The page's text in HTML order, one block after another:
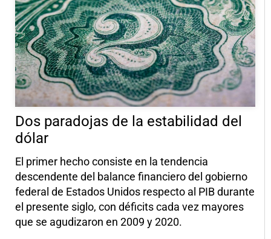
Dos paradojas de la estabilidad del
dólar
El primer hecho consiste en la tendencia
descendente del balance financiero del gobierno
federal de Estados Unidos respecto al PIB durante
el presente siglo, con déficits cada vez mayores
que se agudizaron en 2009 y 2020.